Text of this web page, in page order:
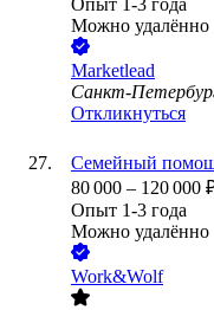
Опыт 1-3 года
Можно удалённо
Marketlead
Санкт-
Откликнуться
Семейный
80 000 – 120 000
Опыт 1-3 года
Можно удалённо
Work&Wolf